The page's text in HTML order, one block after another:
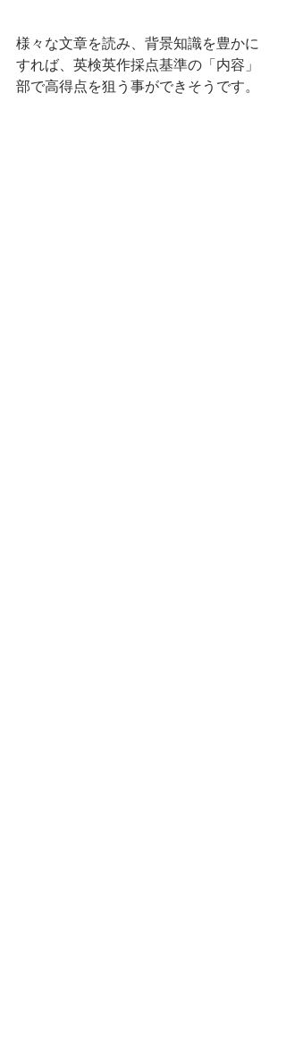
様々な文章を読み、背景知識を豊かに
すれば、英検英作採点基準の「内容」
部で高得点を狙う事ができそうです。